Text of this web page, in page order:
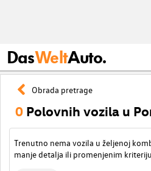
DasWeltAuto.
Obrada pretrage
0 Polovnih vozila u
Trenutno nema vozila u željenoj
manje detalja ili promenjenim